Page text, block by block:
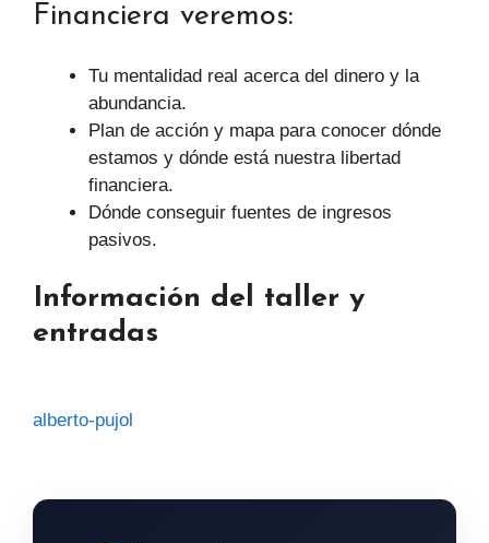
Financiera veremos:
Tu mentalidad real acerca del dinero y la
abundancia.
Plan de acción y mapa para conocer dónde
estamos y dónde está nuestra libertad
financiera.
Dónde conseguir fuentes de ingresos
pasivos.
Información del taller y
entradas
alberto-pujol